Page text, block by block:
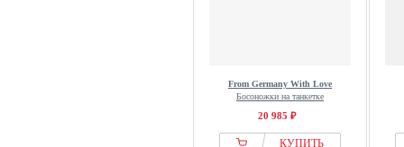
From Germany With Love
Босоножки на танкетке
20 985 ₽
КУПИТЬ